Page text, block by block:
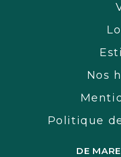
Nos
Politique
DE